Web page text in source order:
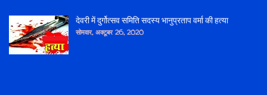
देवरी में दुर्गोत्सव समिति सदस्य भानुप्रताप वर्मा की हत्या
सोमवार, अक्टूबर 26, 2020